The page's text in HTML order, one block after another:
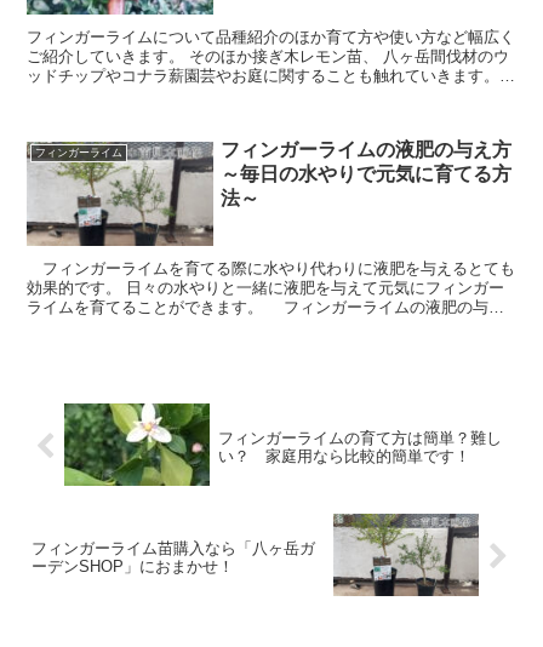
フィンガーライムについて品種紹介のほか育て方や使い方など幅広く
ご紹介していきます。 そのほか接ぎ木レモン苗、 八ヶ岳間伐材のウ
ッドチップやコナラ薪園芸やお庭に関することも触れていきます。
フィンガーライム
フィンガーライムの液肥の与え方
～毎日の水やりで元気に育てる方
法～
フィンガーライムを育てる際に水やり代わりに液肥を与えるとても
効果的です。 日々の水やりと一緒に液肥を与えて元気にフィンガー
ライムを育てることができます。 フィンガーライムの液肥の与え
フィンガーライムの育て方は簡単？難し
い？ 家庭用なら比較的簡単です！
フィンガーライム苗購入なら「八ヶ岳ガ
ーデンSHOP」におまかせ！